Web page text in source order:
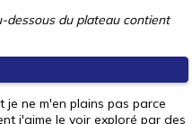
dessous du plateau contient
ne m'en plains pas parce
j'aime le voir exploré par des